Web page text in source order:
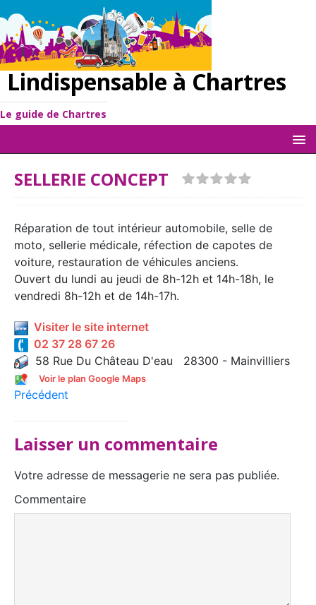
Lindispensable à Chartres
Le guide de Chartres
SELLERIE CONCEPT
Réparation de tout intérieur automobile, selle de
moto, sellerie médicale, réfection de capotes de
voiture, restauration de véhicules anciens.
Ouvert du lundi au jeudi de 8h-12h et 14h-18h, le
vendredi 8h-12h et de 14h-17h.
Visiter le site internet
02 37 28 67 26
58 Rue Du Château D'eau 28300 - Mainvilliers
Voir le plan Google Maps
Précédent
Laisser un commentaire
Votre adresse de messagerie ne sera pas publiée.
Commentaire